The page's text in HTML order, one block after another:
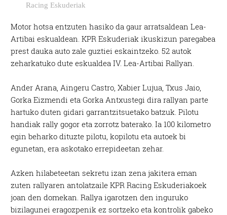
Racing Eskuderiak
Motor hotsa entzuten hasiko da gaur arratsaldean Lea-
Artibai eskualdean. KPR Eskuderiak ikuskizun paregabea
prest dauka auto zale guztiei eskaintzeko. 52 autok
zeharkatuko dute eskualdea IV. Lea-Artibai Rallyan.
Ander Arana, Aingeru Castro, Xabier Lujua, Txus Jaio,
Gorka Eizmendi eta Gorka Antxustegi dira rallyan parte
hartuko duten gidari garrantzitsuetako batzuk. Pilotu
handiak rally gogor eta zorrotz baterako. Ia 100 kilometro
egin beharko dituzte pilotu, kopilotu eta autoek bi
egunetan, era askotako errepideetan zehar.
Azken hilabeteetan sekretu izan zena jakitera eman
zuten rallyaren antolatzaile KPR Racing Eskuderiakoek
joan den domekan. Rallya igarotzen den inguruko
bizilagunei eragozpenik ez sortzeko eta kontrolik gabeko